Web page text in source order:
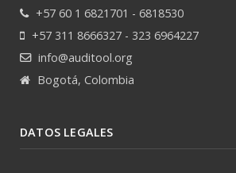
+57 60 1 6821701 - 6818530
+57 311 8666327 - 323 6964227
info@auditool.org
Bogotá, Colombia
DATOS LEGALES